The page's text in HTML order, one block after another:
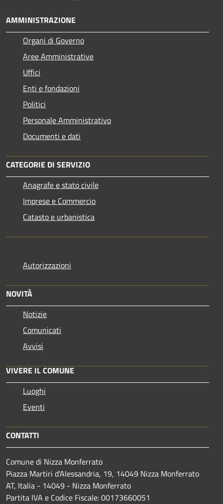
AMMINISTRAZIONE
Organi di Governo
Aree Amministrative
Uffici
Enti e fondazioni
Politici
Personale Amministrativo
Documenti e dati
CATEGORIE DI SERVIZIO
Anagrafe e stato civile
Imprese e Commercio
Catasto e urbanistica
Autorizzazioni
NOVITÀ
Notizie
Comunicati
Avvisi
VIVERE IL COMUNE
Luoghi
Eventi
CONTATTI
Comune di Nizza Monferrato
Piazza Martiri d'Alessandria, 19, 14049 Nizza Monferrato
AT, Italia - 14049 - Nizza Monferrato
Partita IVA e Codice Fiscale: 00173660051